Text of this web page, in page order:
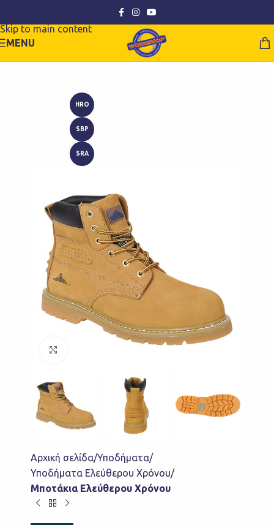
Skip to main content
MENU
HRO
SBP
SRA
Αρχική σελίδα Υποδήματα
Υποδήματα Ελεύθερου Χρόνου
Μποτάκια Ελεύθερου Χρόνου